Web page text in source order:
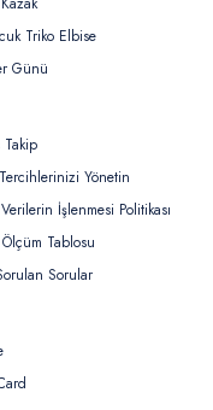
Triko Elbise
Günü
Yönetin
İşlenmesi Politikası
Tablosu
Sorular